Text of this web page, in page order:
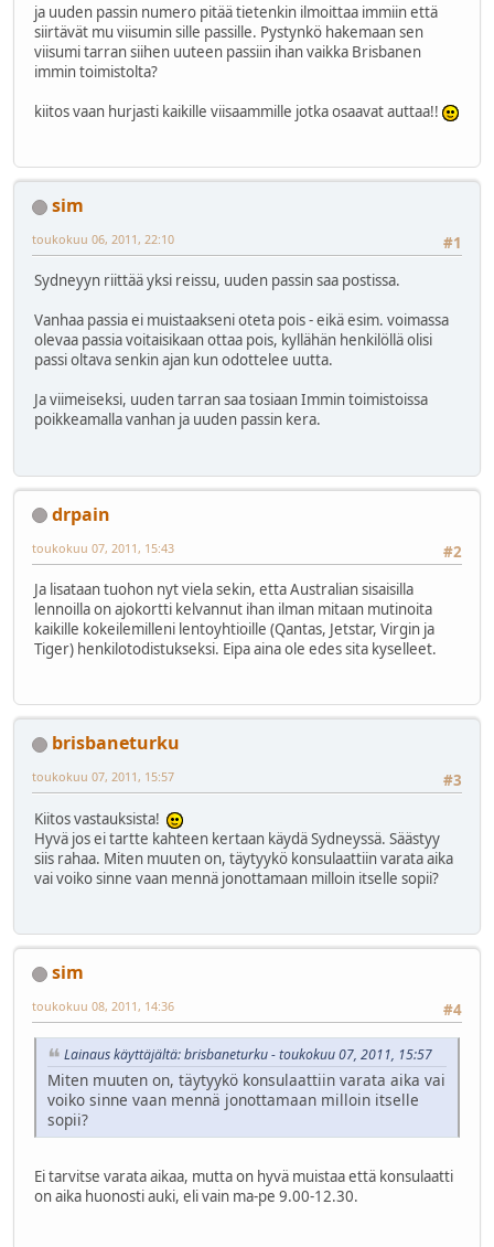
ja uuden passin numero pitää tietenkin ilmoittaa immiin että
siirtävät mu viisumin sille passille. Pystynkö hakemaan sen
viisumi tarran siihen uuteen passiin ihan vaikka Brisbanen
immin toimistolta?
kiitos vaan hurjasti kaikille viisaammille jotka osaavat auttaa!!
sim
#1
toukokuu 06, 2011, 22:10
Sydneyyn riittää yksi reissu, uuden passin saa postissa.
Vanhaa passia ei muistaakseni oteta pois - eikä esim. voimassa
olevaa passia voitaisikaan ottaa pois, kyllähän henkilöllä olisi
passi oltava senkin ajan kun odottelee uutta.
Ja viimeiseksi, uuden tarran saa tosiaan Immin toimistoissa
poikkeamalla vanhan ja uuden passin kera.
drpain
#2
toukokuu 07, 2011, 15:43
Ja lisataan tuohon nyt viela sekin, etta Australian sisaisilla
lennoilla on ajokortti kelvannut ihan ilman mitaan mutinoita
kaikille kokeilemilleni lentoyhtioille (Qantas, Jetstar, Virgin ja
Tiger) henkilotodistukseksi. Eipa aina ole edes sita kyselleet.
brisbaneturku
#3
toukokuu 07, 2011, 15:57
Kiitos vastauksista!
Hyvä jos ei tartte kahteen kertaan käydä Sydneyssä. Säästyy
siis rahaa. Miten muuten on, täytyykö konsulaattiin varata aika
vai voiko sinne vaan mennä jonottamaan milloin itselle sopii?
sim
#4
toukokuu 08, 2011, 14:36
Lainaus käyttäjältä: brisbaneturku - toukokuu 07, 2011, 15:57
Miten muuten on, täytyykö konsulaattiin varata aika vai
voiko sinne vaan mennä jonottamaan milloin itselle
sopii?
Ei tarvitse varata aikaa, mutta on hyvä muistaa että konsulaatti
on aika huonosti auki, eli vain ma-pe 9.00-12.30.